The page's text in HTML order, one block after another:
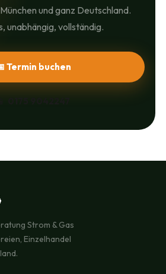
und ganz Deutschland.
unabhängig, vollständig.
Termin buchen
Strom & Gas
Einzelhandel